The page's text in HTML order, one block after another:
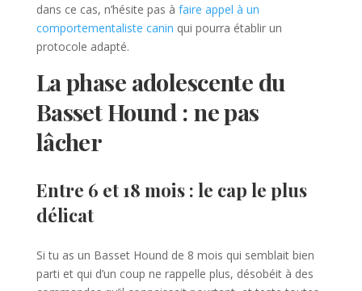
dans ce cas, n’hésite pas à faire appel à un
comportementaliste canin qui pourra établir un
protocole adapté.
La phase adolescente du
Basset Hound : ne pas
lâcher
Entre 6 et 18 mois : le cap le plus
délicat
Si tu as un Basset Hound de 8 mois qui semblait bien
parti et qui d’un coup ne rappelle plus, désobéit à des